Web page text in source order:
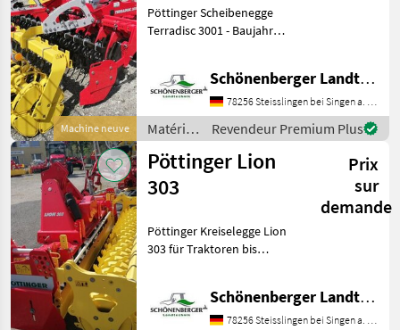
Machine neuve
Pöttinger Scheibenegge
Terradisc 3001 - Baujahr
versetzte Anordnung der
agressiv gestellten
Arbeitswerkzeuge sorgt für
gut durchmisch
Schönenberger Landtechnik OHG
78256 Steisslingen bei Singen a. Htwl.
Matériels
de
travail
du sol /
Pöttinger
Revendeur Premium Plus
Pöttinger Lion
303
Prix
sur
demande
Pöttinger Kreiselegge Lion
303 für Traktoren bis
1000U/min 342/527 U/min
mit Gelenkwelle Zinke
Schönenberger Landtechnik OHG
78256 Steisslingen bei Singen a. Htwl.